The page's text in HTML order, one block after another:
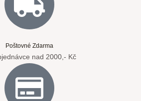
Poštovné Zdarma
nad 2000,- Kč